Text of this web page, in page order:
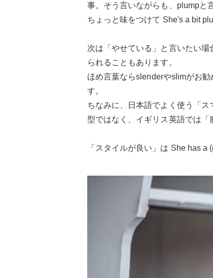
事。そう言いながらも、plumpと
ちょっと味をつけて She's a bit
次は「やせている」と言いたい
られることもあります。
ほめ言葉ならslenderやslimがお
す。
ちなみに、日本語でよく使う「
型ではなく、イギリス英語では「
「スタイルが良い」は She has